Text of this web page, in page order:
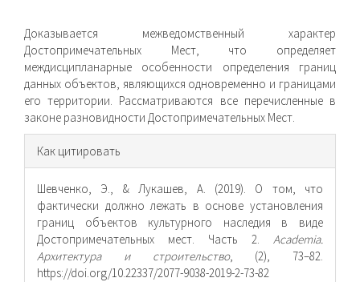
Доказывается межведомственный характер
Достопримечательных Мест, что определяет
междисципланарные особенности определения границ
данных объектов, являющихся одновременно и границами
его территории. Рассматриваются все перечисленные в
законе разновидности Достопримечательных Мест.
Информация
о статье
Как цитировать
Шевченко, Э., & Лукашев, А. (2019). О том, что
фактически должно лежать в основе установления
границ объектов культурного наследия в виде
Достопримечательных мест. Часть 2. Academia.
Архитектура и строительство, (2), 73–82.
https://doi.org/10.22337/2077-9038-2019-2-73-82